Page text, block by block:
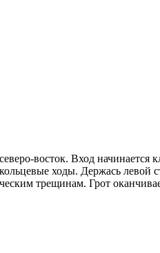
восток. Вход начинается
ходы. Держась левой
трещинам. Грот